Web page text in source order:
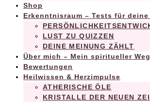
Shop
Erkenntnisraum – Tests für deine
LUST ZU QUIZZEN
DEINE MEINUNG ZÄHLT
Über mich – Mein spiritueller Weg
Bewertungen
Heilwissen & Herzimpulse
ATHERISCHE ÖLE
KRISTALLE DER NEUEN